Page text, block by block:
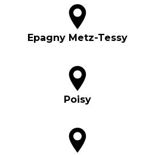
Epagny Metz-Tessy
Poisy